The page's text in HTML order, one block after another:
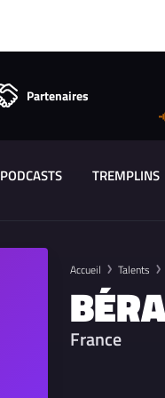
Partenaires
PODCASTS TREMPLINS
Accueil Talents
France